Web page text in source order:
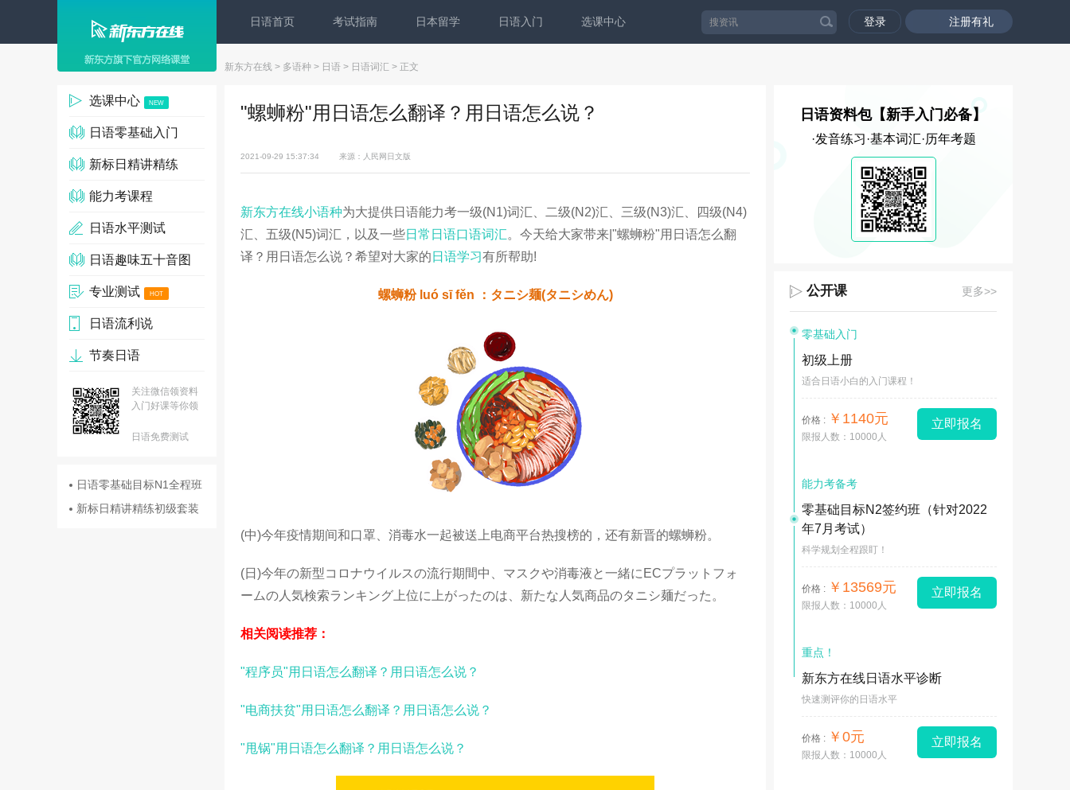
日语首页 考试指南 日本留学 日语入门 选课中心 登录 注册有礼
新东方在线 > 多语种 > 日语 > 日语词汇 > 正文
选课中心 NEW
日语零基础入门
新标日精讲精练
能力考课程
日语水平测试
日语趣味五十音图
专业测试 HOT
日语流利说
节奏日语
关注微信领资料
入门好课等你领
日语免费测试
日语零基础目标N1全程班
新标日精讲精练初级套装
"螺蛳粉"用日语怎么翻译？用日语怎么说？
2021-09-29 15:37:34 来源：人民网日文版
新东方在线小语种为大提供日语能力考一级(N1)词汇、二级(N2)汇、三级(N3)汇、四级(N4)
汇、五级(N5)词汇，以及一些日常日语口语词汇。今天给大家带来|"螺蛳粉"用日语怎么翻
译？用日语怎么说？希望对大家的 日语学习有所帮助!
螺蛳粉 luó sī fěn ：タニシ麺(タニシめん)
(中)今年疫情期间和口罩、消毒水一起被送上电商平台热搜榜的，还有新晋的螺蛳粉。
(日)今年の新型コロナウイルスの流行期間中、マスクや消毒液と一緒にECプラットフォ
ームの人気検索ランキング上位に上がったのは、新たな人気商品のタニシ麺だった。
相关阅读推荐：
"程序员"用日语怎么翻译？用日语怎么说？
"电商扶贫"用日语怎么翻译？用日语怎么说？
"甩锅"用日语怎么翻译？用日语怎么说？
日语资料包【新手入门必备】
·发音练习·基本词汇·历年考题
公开课 更多>>
零基础入门
初级上册
适合日语小白的入门课程！
价格 : ￥1140元
限报人数：10000人
立即报名
能力考备考
零基础目标N2签约班（针对2022
年7月考试）
科学规划全程跟盯！
价格 : ￥13569元
限报人数：10000人
立即报名
重点！
新东方在线日语水平诊断
快速测评你的日语水平
价格 : ￥0元
限报人数：10000人
立即报名